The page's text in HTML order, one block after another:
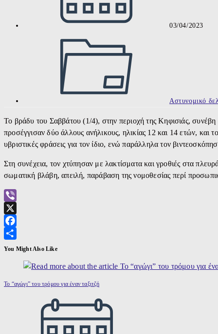
03/04/2023
Αστυνομικό
Το βράδυ του Σαββάτου (1/4), στην περιοχή της Κηφισιάς, συνέβη
προσέγγισαν δύο άλλους ανήλικους, ηλικίας 12 και 14 ετών, και
υβριστικές φράσεις για τον ίδιο, ενώ παράλληλα τον
Στη συνέχεια, τον χτύπησαν με λακτίσματα και γροθιές στα
σωματική βλάβη, απειλή, παράβαση της νομοθεσίας περί
Viber
X
Facebook
Μοιραστείτε
You Might Also Like
Το “αγώγι” του τρόμου για έναν ταξιτζή